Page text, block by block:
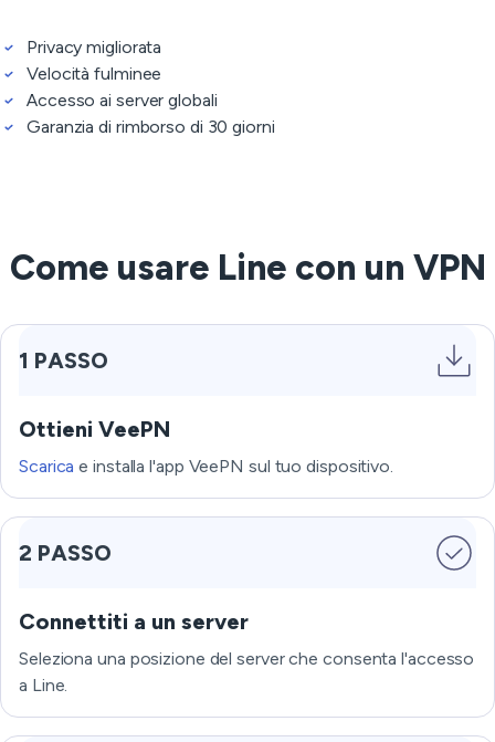
Privacy migliorata
Velocità fulminee
Accesso ai server globali
Garanzia di rimborso di 30 giorni
Come usare Line con un VPN
1 PASSO
Ottieni VeePN
Scarica e installa l'app VeePN sul tuo dispositivo.
2 PASSO
Connettiti a un server
Seleziona una posizione del server che consenta l'accesso
a Line.